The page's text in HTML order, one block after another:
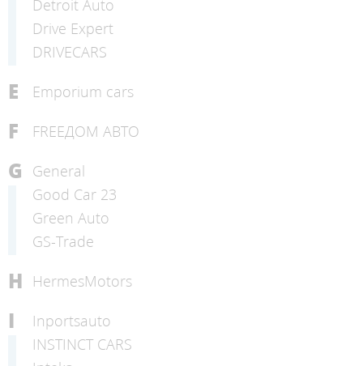
Detroit Auto
Drive Expert
DRIVECARS
E Emporium cars
F FREEДОМ АВТО
G
General
Good Car 23
Green Auto
GS-Trade
H HermesMotors
I
Inportsauto
INSTINCT CARS